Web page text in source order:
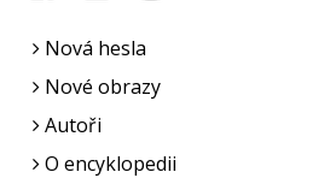
Nová hesla
Nové obrazy
Autoři
O encyklopedii